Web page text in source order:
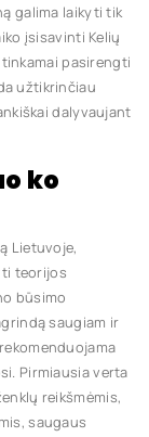
galima laikyti tik
įsisavinti Kelių
pasirengti
užtikrinčiau
dalyvaujant
ko
Lietuvoje,
teorijos
būsimo
saugiam ir
Pirmiausia verta
reikšmėmis,
saugaus